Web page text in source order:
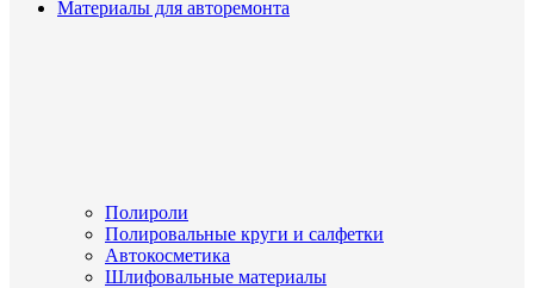
Материалы для авторемонта
Полироли
Полировальные круги и салфетки
Автокосметика
Шлифовальные материалы